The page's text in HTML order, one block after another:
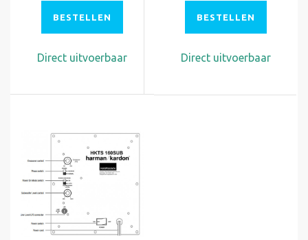
BESTELLEN
Direct uitvoerbaar
BESTELLEN
Direct uitvoerbaar